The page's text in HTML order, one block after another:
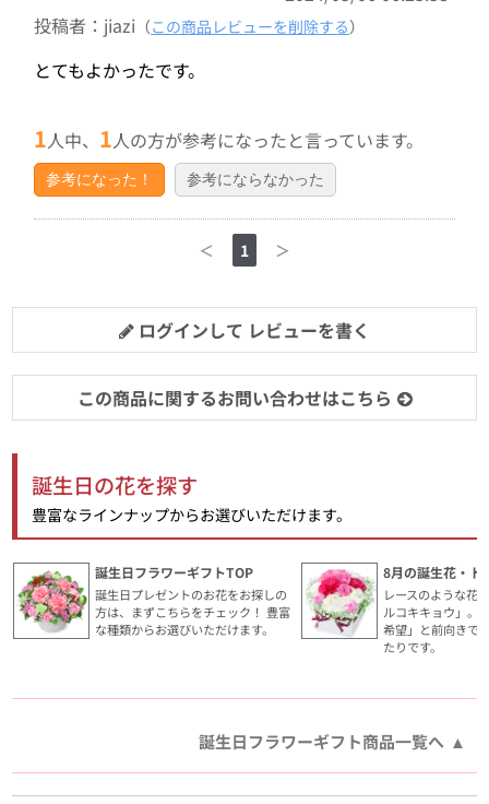
投稿者：jiazi （この商品レビューを削除する）
とてもよかったです。
1人中、 1人の方が参考になったと言っています。
参考になった！ 参考にならなかった
＜ 1 ＞
ログインして レビューを書く
この商品に関するお問い合わせはこちら
誕生日の花を探す
豊富なラインナップからお選びいただけます。
誕生日フラワーギフトTOP
誕生日プレゼントのお花をお探しの
方は、まずこちらをチェック！ 豊富
な種類からお選びいただけます。
8月の誕生花・ト
レースのような花
ルコキキョウ」。
希望」と前向きで
たりです。
誕生日フラワーギフト商品一覧へ